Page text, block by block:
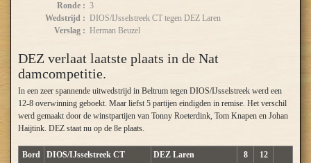
Ronde : 3
Wedstrijd : DIOS/IJsselstreek CT tegen DEZ Laren
Verslag : Herman Beuzel
DEZ verlaat laatste plaats in de Nat
damcompetitie.
In een zeer spannende uitwedstrijd in Beltrum tegen DIOS/IJsselstreek werd een
12-8 overwinning geboekt. Maar liefst 5 partijen eindigden in remise. Het verschil
werd gemaakt door de winstpartijen van Tonny Roeterdink, Tom Knapen en Johan
Haijtink. DEZ staat nu op de 8e plaats.
Bord DIOS/IJsselstreek CT DEZ Laren 8
12